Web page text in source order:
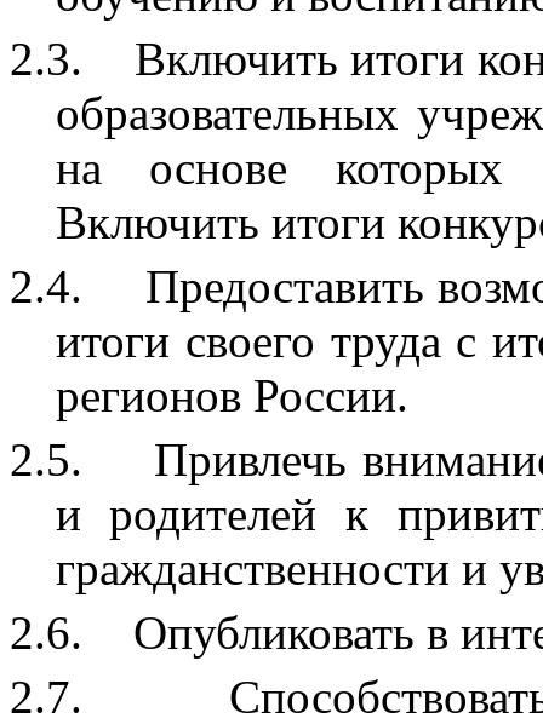
2.3.
Включить итоги
образовательных
на основе которых
Включить итоги
2.4.
Предоставить
итоги своего труда с
регионов России.
2.5.
Привлечь
и родителей к
гражданственности и
2.6.
Опубликовать в
2.7.